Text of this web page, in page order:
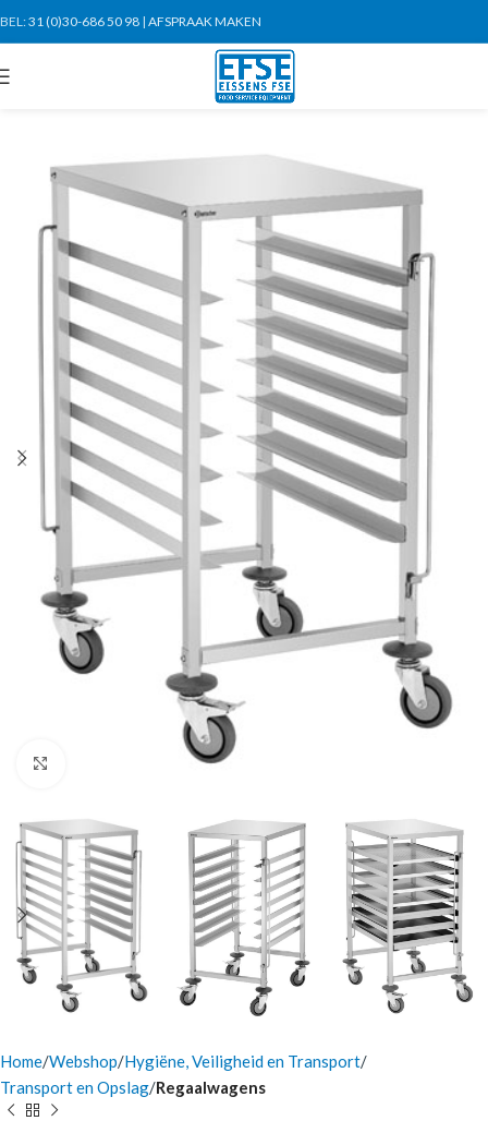
BEL:31 (0)30-686 50 98 | AFSPRAAK MAKEN
Home Webshop Hygiëne, Veiligheid en Transport
Transport en Opslag Regaalwagens